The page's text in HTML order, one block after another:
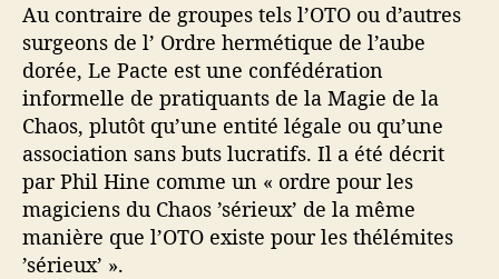
Au contraire de groupes tels l’OTO ou d’autres
surgeons de l’ Ordre hermétique de l’aube
dorée, Le Pacte est une confédération
informelle de pratiquants de la Magie de la
Chaos, plutôt qu’une entité légale ou qu’une
association sans buts lucratifs. Il a été décrit
par Phil Hine comme un « ordre pour les
magiciens du Chaos ’sérieux’ de la même
manière que l’OTO existe pour les thélémites
’sérieux’ ».